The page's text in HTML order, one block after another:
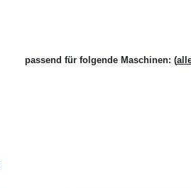
passend für folgende Maschinen: (